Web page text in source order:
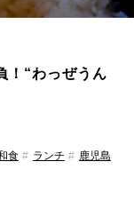
！“わっぜうん
食 ランチ
鹿児島